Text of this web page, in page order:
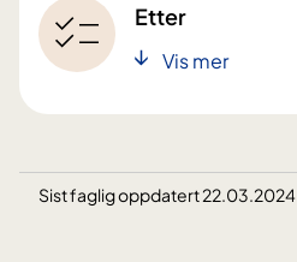
Etter
Vis mer
Sist faglig oppdatert 22.03.2024